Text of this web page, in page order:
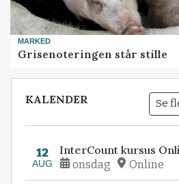
MARKED
Grisenoteringen står stille
KALENDER Se
12
AUG
InterCount kursus
onsdag Online